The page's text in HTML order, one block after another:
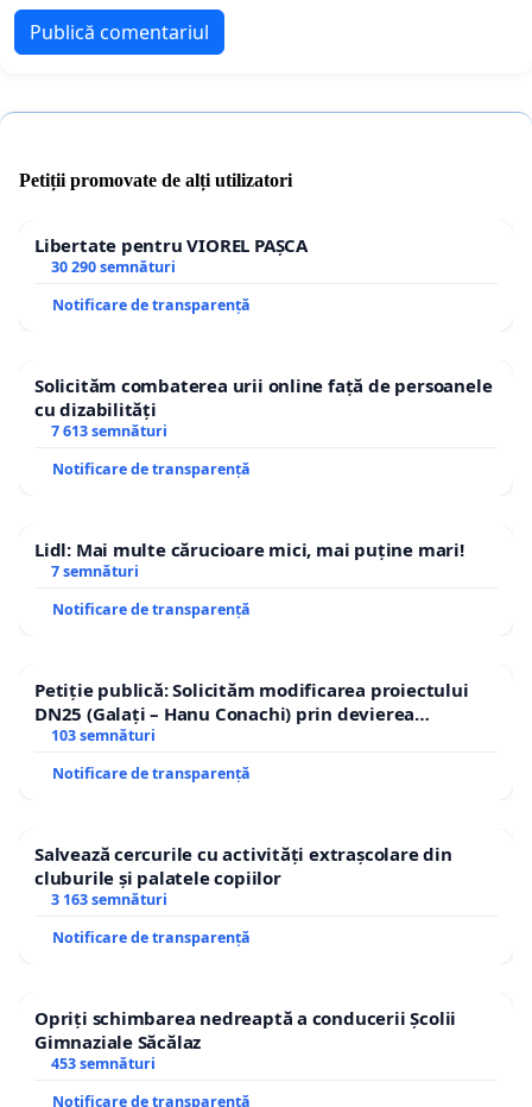
Publică comentariul
Petiții promovate de alți utilizatori
Libertate pentru VIOREL PAȘCA
30 290 semnături
Notificare de transparență
Solicităm combaterea urii online față de persoanele
cu dizabilități
7 613 semnături
Notificare de transparență
Lidl: Mai multe cărucioare mici, mai puține mari!
7 semnături
Notificare de transparență
Petiție publică: Solicităm modificarea proiectului
DN25 (Galați – Hanu Conachi) prin devierea
traseului în afara localităților!
103 semnături
Notificare de transparență
Salvează cercurile cu activități extrașcolare din
cluburile și palatele copiilor
3 163 semnături
Notificare de transparență
Opriți schimbarea nedreaptă a conducerii Școlii
Gimnaziale Săcălaz
453 semnături
Notificare de transparență